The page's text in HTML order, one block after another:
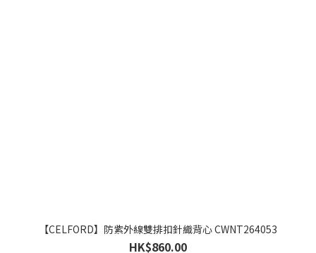
【CELFORD】防紫外線雙排扣針織背心 CWNT264053
HK$860.00